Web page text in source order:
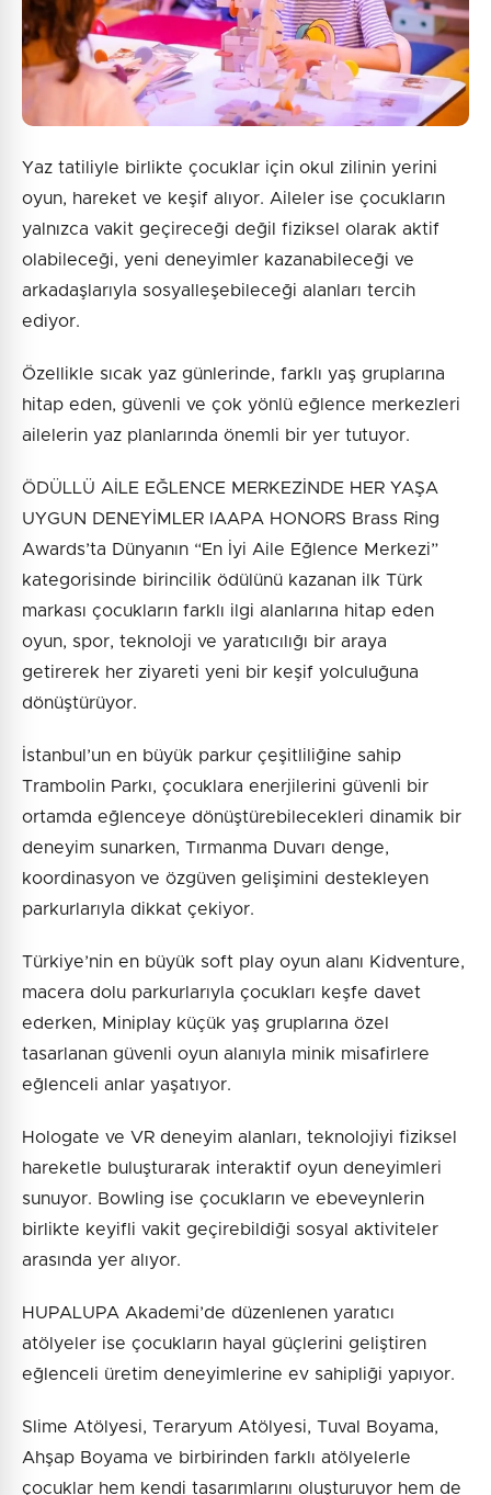
Yaz tatiliyle birlikte çocuklar için okul zilinin yerini
oyun, hareket ve keşif alıyor. Aileler ise çocukların
yalnızca vakit geçireceği değil fiziksel olarak aktif
olabileceği, yeni deneyimler kazanabileceği ve
arkadaşlarıyla sosyalleşebileceği alanları tercih
ediyor.
Özellikle sıcak yaz günlerinde, farklı yaş gruplarına
hitap eden, güvenli ve çok yönlü eğlence merkezleri
ailelerin yaz planlarında önemli bir yer tutuyor.
ÖDÜLLÜ AİLE EĞLENCE MERKEZİNDE HER YAŞA
UYGUN DENEYİMLER IAAPA HONORS Brass Ring
Awards’ta Dünyanın “En İyi Aile Eğlence Merkezi”
kategorisinde birincilik ödülünü kazanan ilk Türk
markası çocukların farklı ilgi alanlarına hitap eden
oyun, spor, teknoloji ve yaratıcılığı bir araya
getirerek her ziyareti yeni bir keşif yolculuğuna
dönüştürüyor.
İstanbul’un en büyük parkur çeşitliliğine sahip
Trambolin Parkı, çocuklara enerjilerini güvenli bir
ortamda eğlenceye dönüştürebilecekleri dinamik bir
deneyim sunarken, Tırmanma Duvarı denge,
koordinasyon ve özgüven gelişimini destekleyen
parkurlarıyla dikkat çekiyor.
Türkiye’nin en büyük soft play oyun alanı Kidventure,
macera dolu parkurlarıyla çocukları keşfe davet
ederken, Miniplay küçük yaş gruplarına özel
tasarlanan güvenli oyun alanıyla minik misafirlere
eğlenceli anlar yaşatıyor.
Hologate ve VR deneyim alanları, teknolojiyi fiziksel
hareketle buluşturarak interaktif oyun deneyimleri
sunuyor. Bowling ise çocukların ve ebeveynlerin
birlikte keyifli vakit geçirebildiği sosyal aktiviteler
arasında yer alıyor.
HUPALUPA Akademi’de düzenlenen yaratıcı
atölyeler ise çocukların hayal güçlerini geliştiren
eğlenceli üretim deneyimlerine ev sahipliği yapıyor.
Slime Atölyesi, Teraryum Atölyesi, Tuval Boyama,
Ahşap Boyama ve birbirinden farklı atölyelerle
çocuklar hem kendi tasarımlarını oluşturuyor hem de